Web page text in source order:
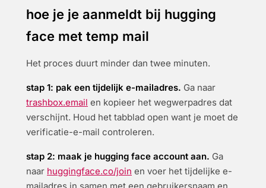
hoe je je aanmeldt bij hugging
face met temp mail
Het proces duurt minder dan twee minuten.
stap 1: pak een tijdelijk e-mailadres. Ga naar
trashbox.email en kopieer het wegwerpadres dat
verschijnt. Houd het tabblad open want je moet de
verificatie-e-mail controleren.
stap 2: maak je hugging face account aan. Ga
naar huggingface.co/join en voer het tijdelijke e-